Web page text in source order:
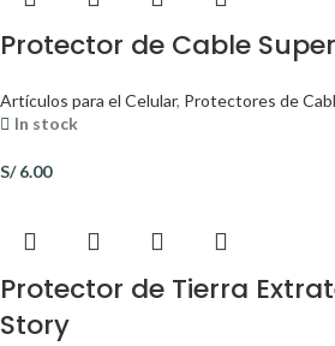
Protector de Cable
Artículos para el Celular, Protectores de
In stock
S/6.00
Protector de Tierra
Story